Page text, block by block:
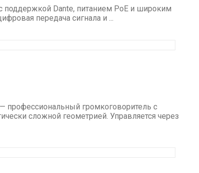
поддержкой Dante, питанием PoE и широким
передача сигнала и ...
профессиональный громкоговоритель с
сложной геометрией. Управляется через